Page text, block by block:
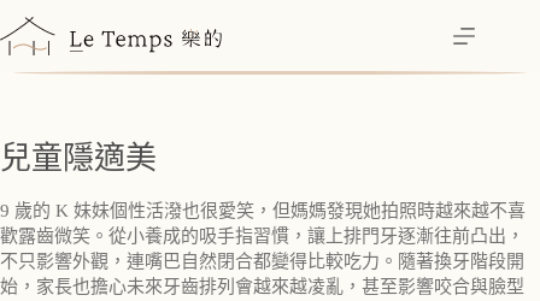
至
主
容
兒童隱適美
9 歲的 K 妹妹個性活潑也很愛笑，但媽媽發現她拍照時越來越不喜
歡露齒微笑。從小養成的吸手指習慣，讓上排門牙逐漸往前凸出，
不只影響外觀，連嘴巴自然閉合都變得比較吃力。隨著換牙階段開
始，家長也擔心未來牙齒排列會越來越凌亂，甚至影響咬合與臉型